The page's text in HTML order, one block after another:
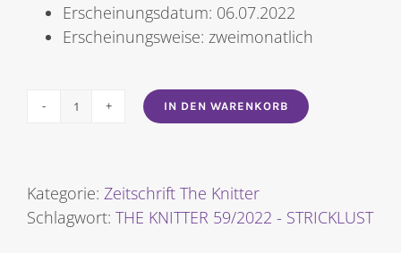
Erscheinungsdatum: 06.07.2022
Erscheinungsweise: zweimonatlich
THE
-
STRICKLUST
IN DEN WARENKORB
Kategorie: Zeitschrift The Knitter
Schlagwort: THE KNITTER 59/2022 - STRICKLUST